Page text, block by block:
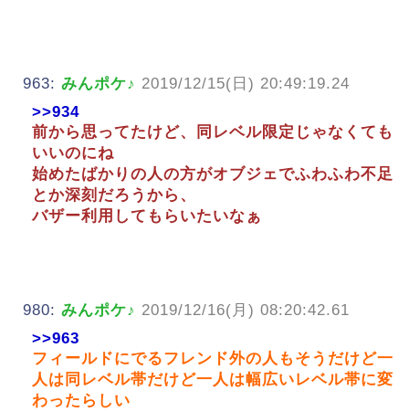
963: みんポケ♪ 2019/12/15(日) 20:49:19.24
>>934
前から思ってたけど、同レベル限定じゃなくても
いいのにね
始めたばかりの人の方がオブジェでふわふわ不足
とか深刻だろうから、
バザー利用してもらいたいなぁ
980: みんポケ♪ 2019/12/16(月) 08:20:42.61
>>963
フィールドにでるフレンド外の人もそうだけど一
人は同レベル帯だけど一人は幅広いレベル帯に変
わったらしい